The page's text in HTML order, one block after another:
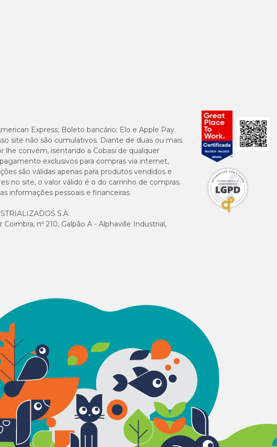
aqui, na Cobasi, que você encontra oAntipulgas Revolution 12% para cães por um
ou, se preferir, você também pode encontrá-lo em nossas lojas físicas. Vem conferir e
Express; Boleto bancário; Elo e Apple Pay.
site não são cumulativos. Diante de duas ou mais
lhe convém, isentando a Cobasi de qualquer
exclusivos para compras via internet,
são válidas apenas para produtos vendidos e
no site, o valor válido é o do carrinho de compras.
informações pessoais e financeiras.
S.A.
nº 210, Galpão A - Alphaville Industrial,